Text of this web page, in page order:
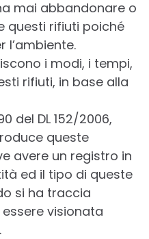
mai abbandonare o
questi rifiuti poiché
l’ambiente.
i modi, i tempi,
rifiuti, in base alla
del DL 152/2006,
queste
avere un registro in
ed il tipo di queste
si ha traccia
visionata